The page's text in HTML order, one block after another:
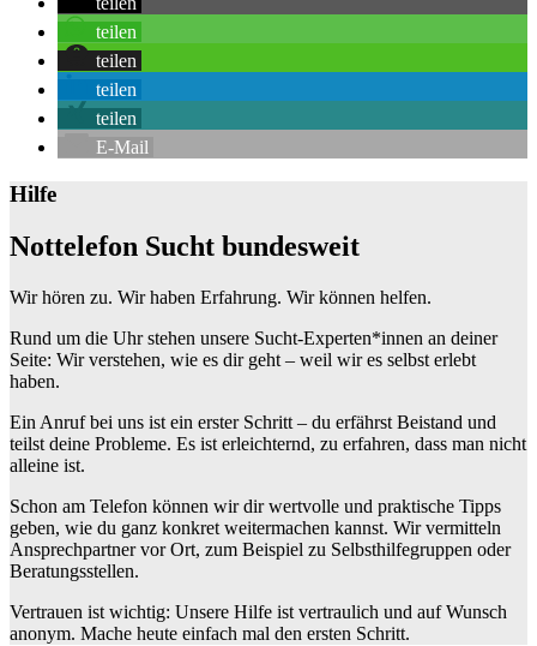
teilen
teilen
teilen
teilen
E-Mail
Hilfe
Nottelefon Sucht bundesweit
Wir hören zu. Wir haben Erfahrung. Wir können helfen.
Rund um die Uhr stehen unsere Sucht-Experten*innen an deiner
Seite: Wir verstehen, wie es dir geht – weil wir es selbst erlebt
haben.
Ein Anruf bei uns ist ein erster Schritt – du erfährst Beistand und
teilst deine Probleme. Es ist erleichternd, zu erfahren, dass man nicht
alleine ist.
Schon am Telefon können wir dir wertvolle und praktische Tipps
geben, wie du ganz konkret weitermachen kannst. Wir vermitteln
Ansprechpartner vor Ort, zum Beispiel zu Selbsthilfegruppen oder
Beratungsstellen.
Vertrauen ist wichtig: Unsere Hilfe ist vertraulich und auf Wunsch
anonym. Mache heute einfach mal den ersten Schritt.